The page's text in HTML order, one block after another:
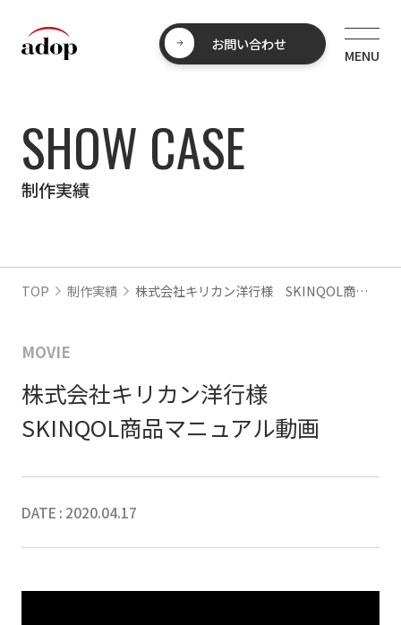
お問い合わせ
SHOW CASE
制作実績
TOP 制作実績 株式会社キリカン洋行様 SKINQOL商品マニュアル動画
MOVIE
株式会社キリカン洋行様
SKINQOL商品マニュアル動画
DATE : 2020.04.17